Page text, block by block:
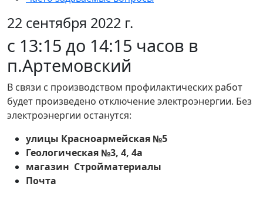
22 сентября 2022 г.
с 13:15 до 14:15 часов в
п.Артемовский
В связи с производством профилактических работ
будет произведено отключение электроэнергии. Без
электроэнергии останутся:
улицы Красноармейская №5
Геологическая №3, 4, 4а
магазин Стройматериалы
Почта